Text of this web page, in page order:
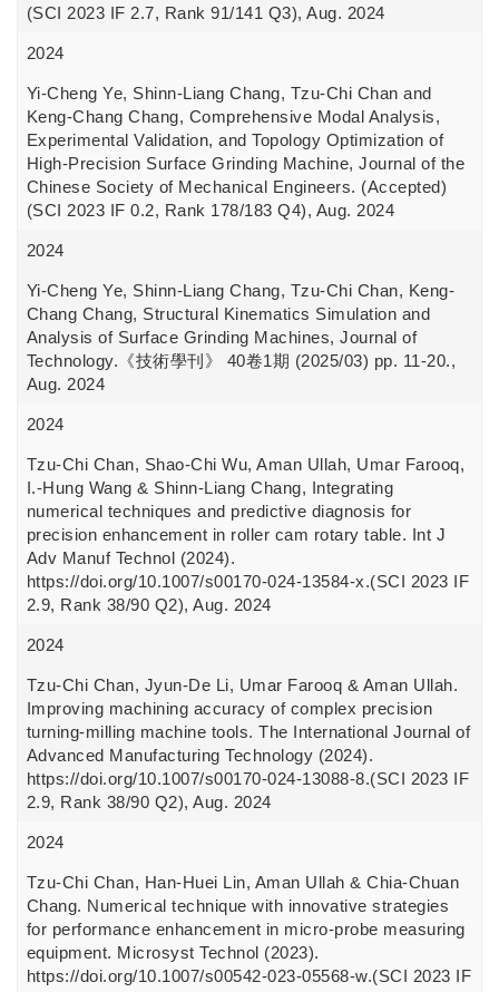
(SCI 2023 IF 2.7, Rank 91/141 Q3), Aug. 2024
2024
Yi-Cheng Ye, Shinn-Liang Chang, Tzu-Chi Chan and
Keng-Chang Chang, Comprehensive Modal Analysis,
Experimental Validation, and Topology Optimization of
High-Precision Surface Grinding Machine, Journal of the
Chinese Society of Mechanical Engineers. (Accepted)
(SCI 2023 IF 0.2, Rank 178/183 Q4), Aug. 2024
2024
Yi-Cheng Ye, Shinn-Liang Chang, Tzu-Chi Chan, Keng-
Chang Chang, Structural Kinematics Simulation and
Analysis of Surface Grinding Machines, Journal of
Technology.《技術學刊》 40卷1期 (2025/03) pp. 11-20.,
Aug. 2024
2024
Tzu-Chi Chan, Shao-Chi Wu, Aman Ullah, Umar Farooq,
I.-Hung Wang & Shinn-Liang Chang, Integrating
numerical techniques and predictive diagnosis for
precision enhancement in roller cam rotary table. Int J
Adv Manuf Technol (2024).
https://doi.org/10.1007/s00170-024-13584-x.(SCI 2023 IF
2.9, Rank 38/90 Q2), Aug. 2024
2024
Tzu-Chi Chan, Jyun-De Li, Umar Farooq & Aman Ullah.
Improving machining accuracy of complex precision
turning-milling machine tools. The International Journal of
Advanced Manufacturing Technology (2024).
https://doi.org/10.1007/s00170-024-13088-8.(SCI 2023 IF
2.9, Rank 38/90 Q2), Aug. 2024
2024
Tzu-Chi Chan, Han-Huei Lin, Aman Ullah & Chia-Chuan
Chang. Numerical technique with innovative strategies
for performance enhancement in micro-probe measuring
equipment. Microsyst Technol (2023).
https://doi.org/10.1007/s00542-023-05568-w.(SCI 2023 IF